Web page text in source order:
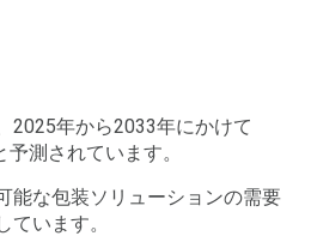
2025年から2033年にかけて
予測されています。
能な包装ソリューションの需要
います。